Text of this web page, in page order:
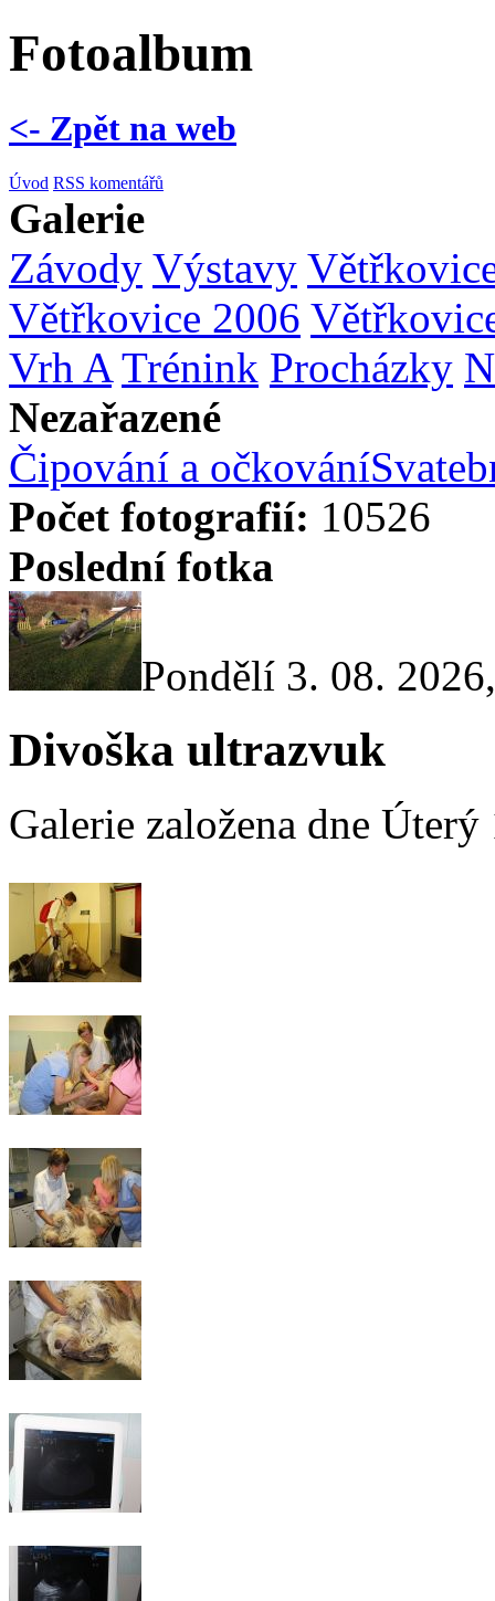
Fotoalbum
<- Zpět na web
Úvod RSS komentářů
Galerie
Závody Výstavy
Větřkovice 2006
Vrh A Trénink Procházky
Nezařazené
Čipování a očkování
Počet fotografií: 10526
Poslední fotka
Pondělí 3. 08.
Divoška ultrazvuk
Galerie založena dne